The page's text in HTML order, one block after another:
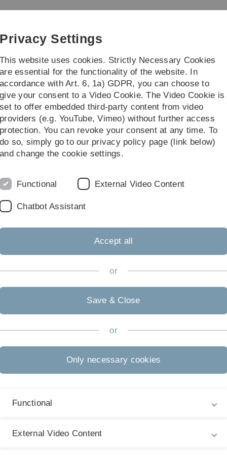
Skip
Skip
Skip
Skip
Klassenzimmer Feldbotanik
durch den Garten Lebensraum Wald Verbreitung von Nüssen mit
Hilfe von Tieren
Die Blätter werden bunt.
Andere Tiere legen einen
ihre Spuren bei der Suche
Bucheckern, Haselnüssen & Co.?
du auf das Symbol "Kopf mit
Privacy Settings
This website uses cookies. Strictly Necessary Cookies
are essential for the functionality of the website. In
accordance with Art. 6, 1a) GDPR, you can choose to
give your consent to a Video Cookie. The Video Cookie is
set to offer embedded third-party content from video
providers (e.g. YouTube, Vimeo) without further access
protection. You can revoke your consent at any time. To
do so, simply go to our privacy policy page (link below)
and change the cookie settings.
Functional External Video Content
Chatbot Assistant
Accept all
or
Save & Close
or
Only necessary cookies
Functional
External Video Content